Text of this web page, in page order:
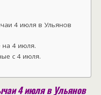
4 июля в Ульянов
4 июля.
с 4 июля.
4 июля в Ульянов